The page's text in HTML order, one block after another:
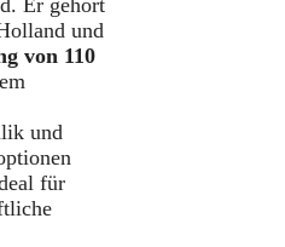
und
von 110
und
für